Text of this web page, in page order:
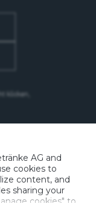
125 001
AG and
cookies to
content, and
sharing your
klicken,